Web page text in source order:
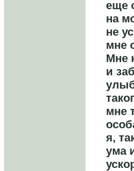
еще
на
не
мне
Мне
и
мне
я,
ума